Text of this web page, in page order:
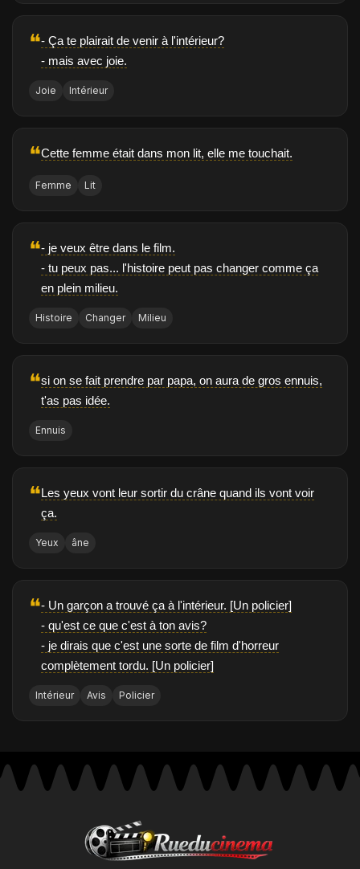
❝- Ça te plairait de venir à l'intérieur?
- mais avec joie.
Joie Intérieur
❝Cette femme était dans mon lit, elle me touchait.
Femme Lit
❝- je veux être dans le film.
- tu peux pas... l'histoire peut pas changer comme ça
en plein milieu.
Histoire Changer Milieu
❝si on se fait prendre par papa, on aura de gros ennuis,
t'as pas idée.
Ennuis
❝Les yeux vont leur sortir du crâne quand ils vont voir
ça.
Yeux âne
❝- Un garçon a trouvé ça à l'intérieur. [Un policier]
- qu'est ce que c'est à ton avis?
- je dirais que c'est une sorte de film d'horreur
complètement tordu. [Un policier]
Intérieur Avis Policier